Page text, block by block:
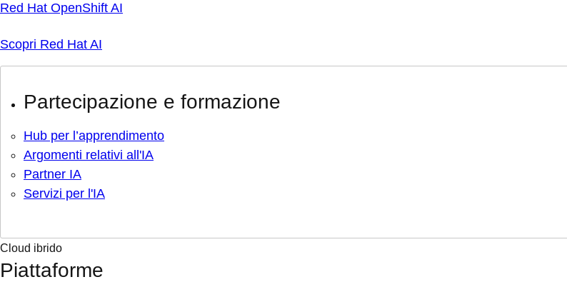
Red Hat OpenShift AI
Scopri Red Hat AI
Partecipazione e formazione
Hub per l’apprendimento
Argomenti relativi all'IA
Partner IA
Servizi per l'IA
Cloud ibrido
Piattaforme